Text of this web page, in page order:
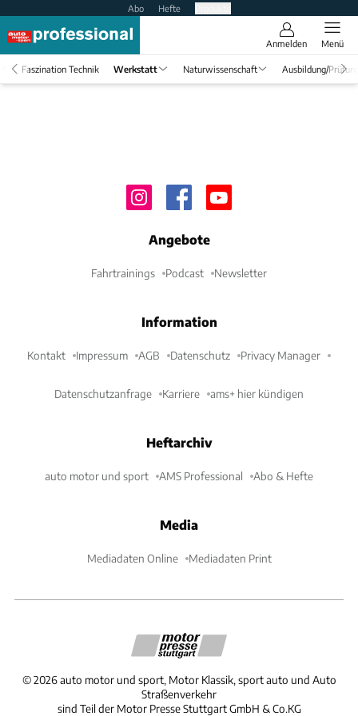
Abo Hefte
Anmelden Menü
Faszination Technik Werkstatt Naturwissenschaft Ausbildung/
Angebote
Fahrtrainings Podcast Newsletter
Information
Kontakt Impressum AGB Datenschutz Privacy Manager
Datenschutzanfrage Karriere ams+ hier kündigen
Heftarchiv
auto motor und sport AMS Professional Abo & Hefte
Media
Mediadaten Online Mediadaten Print
©2026 auto motor und sport, Motor Klassik, sport auto und Auto
Straßenverkehr
sind Teil der Motor Presse Stuttgart GmbH & Co.KG